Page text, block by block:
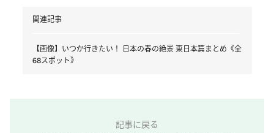
関連記事
【画像】いつか行きたい！ 日本の春の絶景 東日本篇まとめ《全
68スポット》
記事に戻る